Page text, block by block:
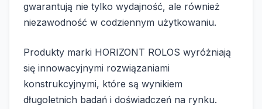
gwarantują nie tylko wydajność, ale również
niezawodność w codziennym użytkowaniu.
Produkty marki HORIZONT ROLOS wyróżniają
się innowacyjnymi rozwiązaniami
konstrukcyjnymi, które są wynikiem
długoletnich badań i doświadczeń na rynku.